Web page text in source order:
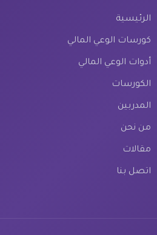
الرئيسية
كورسات الوعي المالي
أدوات الوعي المالي
الكورسات
المدربين
من نحن
مقالات
اتصل بنا